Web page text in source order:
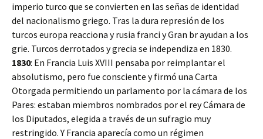
imperio turco que se convierten en las señas de identidad
del nacionalismo griego. Tras la dura represión de los
turcos europa reacciona y rusia franci y Gran br ayudan a los
grie. Turcos derrotados y grecia se independiza en 1830.
1830: En Francia Luis XVIII pensaba por reimplantar el
absolutismo, pero fue consciente y firmó una Carta
Otorgada permitiendo un parlamento por la cámara de los
Pares: estaban miembros nombrados por el rey Cámara de
los Diputados, elegida a través de un sufragio muy
restringido. Y Francia aparecía como un régimen